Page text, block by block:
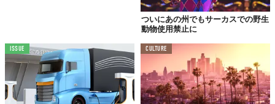
ついにあの州でもサーカスでの野生
動物使用禁止に
ISSUE CULTURE